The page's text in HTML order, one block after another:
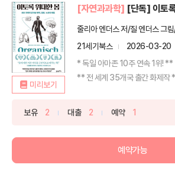
미리보기
[자연과과학] [단독] 이토
줄리아 엔더스 저/질 엔더스 그
21세기북스
2026-03-20
* 독일 아마존 10주 연속 1위! **
** 전 세계 35개국 출간 화제작
보유 2 대출 2 예약 1
예약가능